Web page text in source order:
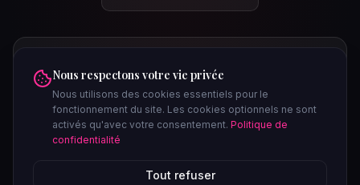
Nous respectons votre vie privée
Nous utilisons des cookies essentiels pour le
fonctionnement du site. Les cookies optionnels ne sont
activés qu'avec votre consentement. Politique de
confidentialité
Tout refuser